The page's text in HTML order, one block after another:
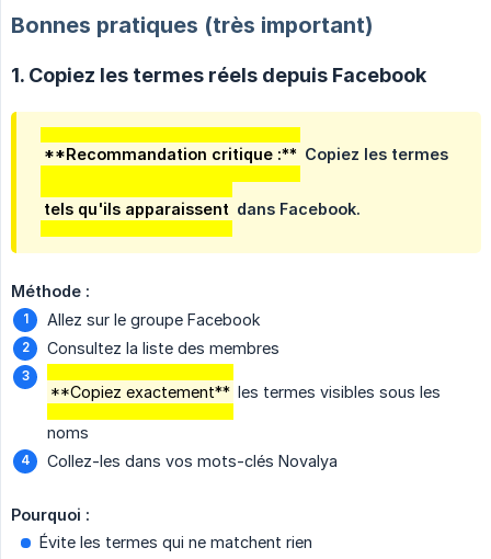
Bonnes pratiques (très important)
1. Copiez les termes réels depuis Facebook
**Recommandation critique :** Copiez les termes
tels qu'ils apparaissent dans Facebook.
Méthode :
Allez sur le groupe Facebook
Consultez la liste des membres
**Copiez exactement** les termes visibles sous les
noms
Collez-les dans vos mots-clés Novalya
Pourquoi :
Évite les termes qui ne matchent rien